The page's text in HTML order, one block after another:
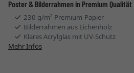
Poster & Bilderrahmen in Premium Qualität
230 g/m² Premium-Papier
Bilderrahmen aus Eichenholz
Klares Acrylglas mit UV-Schutz
Mehr Infos